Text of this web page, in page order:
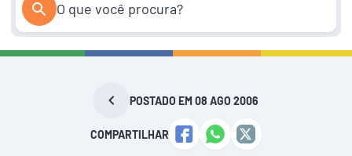
POSTADO EM 08 AGO 2006
COMPARTILHAR